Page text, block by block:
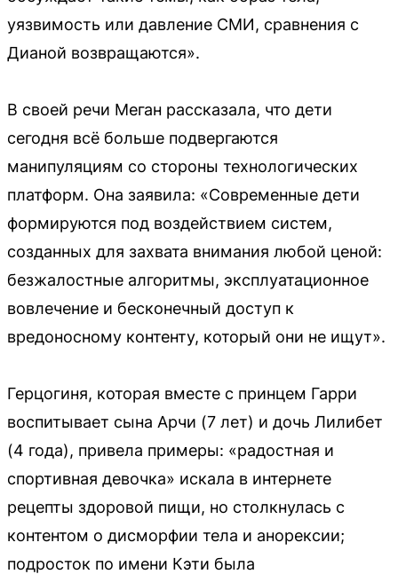
уязвимость или давление СМИ, сравнения с
Дианой возвращаются».
В своей речи Меган рассказала, что дети
сегодня всё больше подвергаются
манипуляциям со стороны технологических
платформ. Она заявила: «Современные дети
формируются под воздействием систем,
созданных для захвата внимания любой ценой:
безжалостные алгоритмы, эксплуатационное
вовлечение и бесконечный доступ к
вредоносному контенту, который они не ищут».
Герцогиня, которая вместе с принцем Гарри
воспитывает сына Арчи (7 лет) и дочь Лилибет
(4 года), привела примеры: «радостная и
спортивная девочка» искала в интернете
рецепты здоровой пищи, но столкнулась с
контентом о дисморфии тела и анорексии;
подросток по имени Кэти была